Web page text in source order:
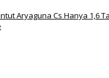
Aryaguna Cs Hanya 1,6